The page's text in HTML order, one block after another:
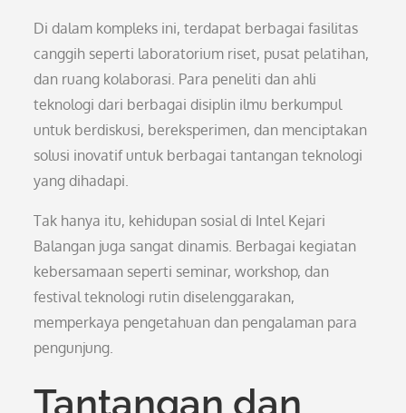
Di dalam kompleks ini, terdapat berbagai fasilitas
canggih seperti laboratorium riset, pusat pelatihan,
dan ruang kolaborasi. Para peneliti dan ahli
teknologi dari berbagai disiplin ilmu berkumpul
untuk berdiskusi, bereksperimen, dan menciptakan
solusi inovatif untuk berbagai tantangan teknologi
yang dihadapi.
Tak hanya itu, kehidupan sosial di Intel Kejari
Balangan juga sangat dinamis. Berbagai kegiatan
kebersamaan seperti seminar, workshop, dan
festival teknologi rutin diselenggarakan,
memperkaya pengetahuan dan pengalaman para
pengunjung.
Tantangan dan